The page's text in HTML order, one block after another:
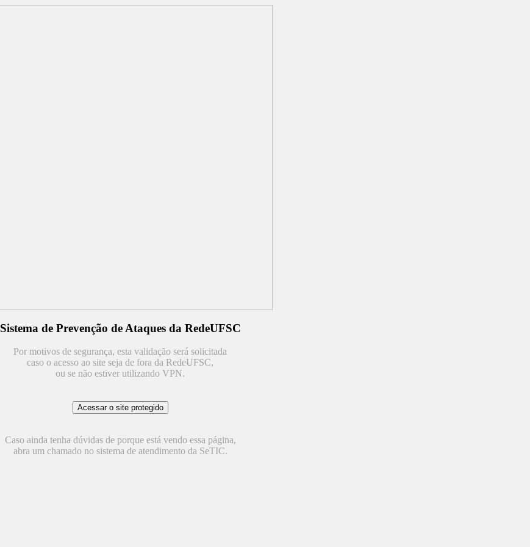
Sistema de Prevenção de Ataques da RedeUFSC
Por motivos de segurança, esta validação será solicitada
caso o acesso ao site seja de fora da RedeUFSC,
ou se não estiver utilizando VPN.
Caso ainda tenha dúvidas de porque está vendo essa página,
abra um chamado no sistema de atendimento da SeTIC.